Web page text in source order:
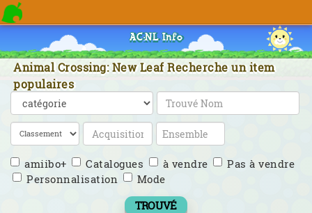
AC:NL Info
Animal Crossing: New Leaf Recherche un item
populaires
amiibo+ Catalogues à vendre
Pas à vendre
Personnalisation
Mode
TROUVÉ